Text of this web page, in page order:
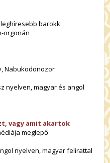
barokk
orgonán
Nabukodonozor
nyelven, magyar és angol
vagy amit akartok
meglepő
nyelven, magyar felirattal